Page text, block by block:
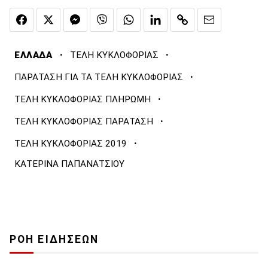
ΕΛΛΑΔΑ · ΤΕΛΗ ΚΥΚΛΟΦΟΡΙΑΣ ·
ΠΑΡΑΤΑΣΗ ΓΙΑ ΤΑ ΤΕΛΗ ΚΥΚΛΟΦΟΡΙΑΣ ·
ΤΕΛΗ ΚΥΚΛΟΦΟΡΙΑΣ ΠΛΗΡΩΜΗ ·
ΤΕΛΗ ΚΥΚΛΟΦΟΡΙΑΣ ΠΑΡΑΤΑΣΗ ·
ΤΕΛΗ ΚΥΚΛΟΦΟΡΙΑΣ 2019 ·
ΚΑΤΕΡΙΝΑ ΠΑΠΑΝΑΤΣΙΟΥ
ΡΟΗ ΕΙΔΗΣΕΩΝ